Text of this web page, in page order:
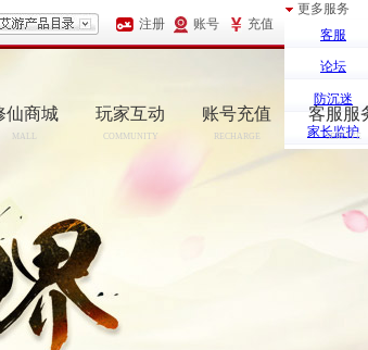
注册 账号 充值
更多服务
客服
论坛
防沉迷
家长监护
仙商城
MALL
玩家互动
COMMUNITY
账号充值
RECHARGE
客服服
SERCIVE